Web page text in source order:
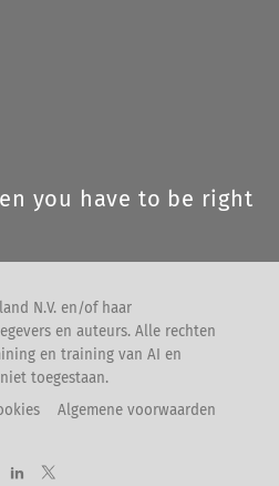
you have to be right
N.V. en/of haar
en auteurs. Alle rechten
en training van AI en
toegestaan.
Algemene voorwaarden